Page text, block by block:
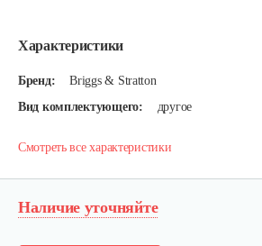
Характеристики
Бренд:
Briggs & Stratton
Вид комплектующего:
другое
Смотреть все характеристики
Наличие уточняйте